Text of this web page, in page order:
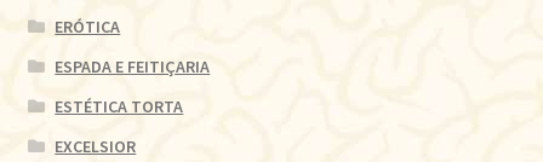
ERÓTICA
ESPADA E FEITIÇARIA
ESTÉTICA TORTA
EXCELSIOR